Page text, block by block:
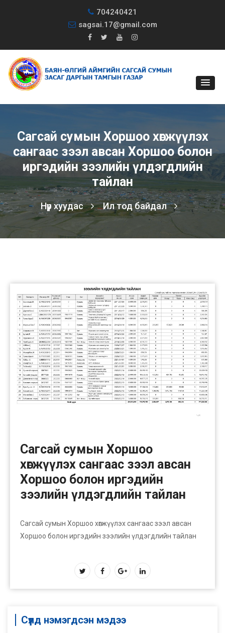
704240421
sagsai.17@gmail.com
Сагсай сумын Хоршоо хөгжүүлэх
сангаас зээл авсан Хоршоо болон
иргэдийн зээлийн үлдэгдлийн
тайлан
Нүүр хуудас Ил тод байдал
Сагсай сумын Хоршоо
хөгжүүлэх сангаас зээл авсан
Хоршоо болон иргэдийн
зээлийн үлдэгдлийн тайлан
Сагсай сумын Хоршоо хөгжүүлэх сангаас зээл авсан
Хоршоо болон иргэдийн зээлийн үлдэгдлийн тайлан
Сүүлд нэмэгдсэн мэдээ